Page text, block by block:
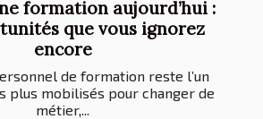
formation aujourd’hui :
que vous ignorez
encore
de formation reste l’un
plus mobilisés pour changer de
métier,...